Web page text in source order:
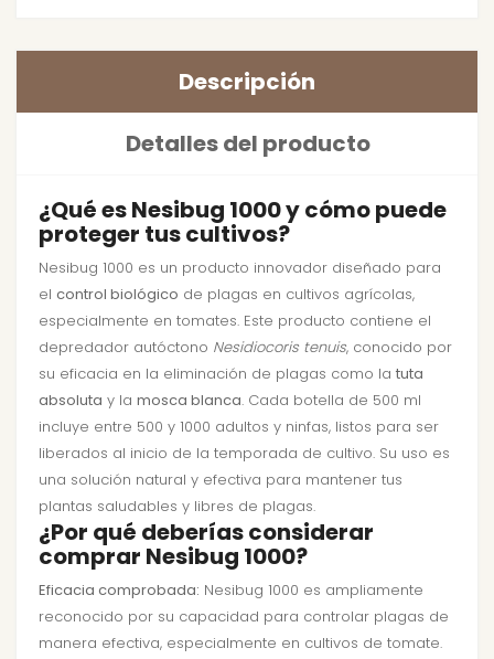
Descripción
Detalles del producto
¿Qué es Nesibug 1000 y cómo puede
proteger tus cultivos?
Nesibug 1000 es un producto innovador diseñado para
el control biológico de plagas en cultivos agrícolas,
especialmente en tomates. Este producto contiene el
depredador autóctono Nesidiocoris tenuis, conocido por
su eficacia en la eliminación de plagas como la tuta
absoluta y la mosca blanca. Cada botella de 500 ml
incluye entre 500 y 1000 adultos y ninfas, listos para ser
liberados al inicio de la temporada de cultivo. Su uso es
una solución natural y efectiva para mantener tus
plantas saludables y libres de plagas.
¿Por qué deberías considerar
comprar Nesibug 1000?
Eficacia comprobada: Nesibug 1000 es ampliamente
reconocido por su capacidad para controlar plagas de
manera efectiva, especialmente en cultivos de tomate.